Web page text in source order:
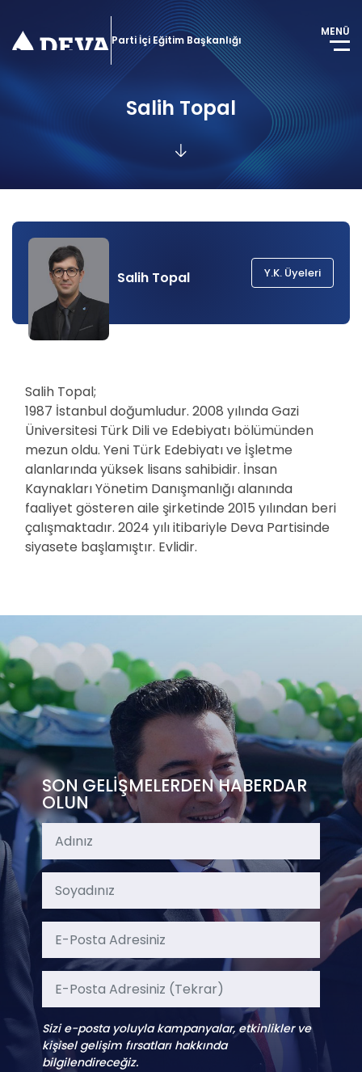
Parti İçi Eğitim Başkanlığı
MENÜ
Salih Topal
Salih Topal Y.K. Üyeleri
Salih Topal;
1987 İstanbul doğumludur. 2008 yılında Gazi
Üniversitesi Türk Dili ve Edebiyatı bölümünden
mezun oldu. Yeni Türk Edebiyatı ve İşletme
alanlarında yüksek lisans sahibidir. İnsan
Kaynakları Yönetim Danışmanlığı alanında
faaliyet gösteren aile şirketinde 2015 yılından beri
çalışmaktadır. 2024 yılı itibariyle Deva Partisinde
siyasete başlamıştır. Evlidir.
SON GELİŞMELERDEN HABERDAR
OLUN
Sizi e-posta yoluyla kampanyalar, etkinlikler ve
kişisel gelişim fırsatları hakkında
bilgilendireceğiz.